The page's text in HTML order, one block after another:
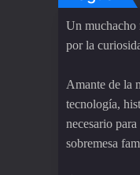
Un muchacho
por la
Amante de la
tecnología,
necesario
sobremesa